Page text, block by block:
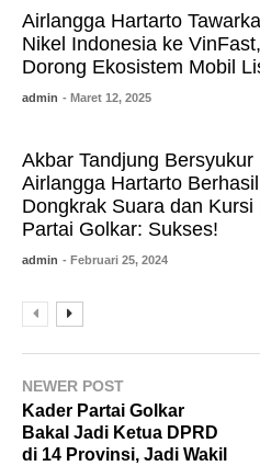
Airlangga Hartarto
Nikel Indonesia ke VinFast,
Dorong Ekosistem Mobil
admin - Maret 12, 2025
Akbar Tandjung Bersyukur
Airlangga Hartarto Berhasil
Dongkrak Suara dan Kursi
Partai Golkar: Sukses!
admin - Februari 25, 2024
NEWER POST
Kader Partai Golkar
Bakal Jadi Ketua DPRD
di 14 Provinsi, Jadi Wakil